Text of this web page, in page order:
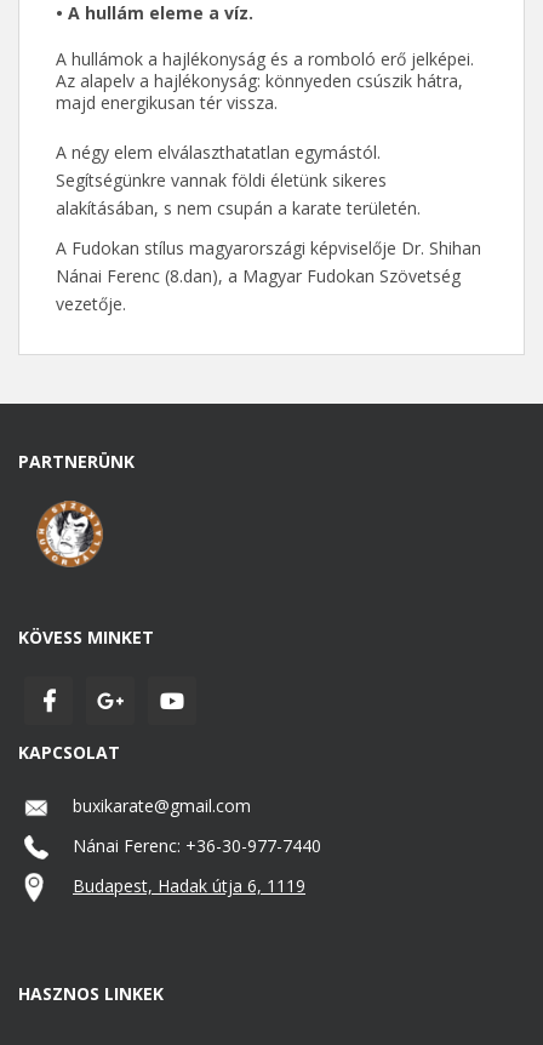
• A hullám eleme a víz.
A hullámok a hajlékonyság és a romboló erő jelképei.
Az alapelv a hajlékonyság: könnyeden csúszik hátra,
majd energikusan tér vissza.
A négy elem elválaszthatatlan egymástól.
Segítségünkre vannak földi életünk sikeres
alakításában, s nem csupán a karate területén.
A Fudokan stílus magyarországi képviselője Dr. Shihan
Nánai Ferenc (8.dan), a Magyar Fudokan Szövetség
vezetője.
PARTNERÜNK
KÖVESS MINKET
KAPCSOLAT
buxikarate@gmail.com
Nánai Ferenc: +36-30-977-7440
Budapest, Hadak útja 6, 1119
HASZNOS LINKEK